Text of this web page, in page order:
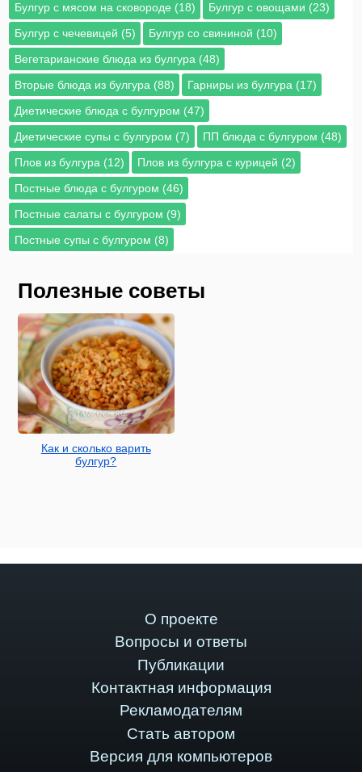
Булгур с мясом на сковороде (18)
Булгур с овощами (23)
Булгур с чечевицей (5)
Булгур со свининой (10)
Вегетарианские блюда из булгура (48)
Вторые блюда из булгура (88)
Гарниры из булгура (17)
Диетические блюда с булгуром (47)
Диетические супы с булгуром (7)
ПП блюда с булгуром (48)
Плов из булгура (12)
Плов из булгура с курицей (2)
Постные блюда с булгуром (46)
Постные салаты с булгуром (9)
Постные супы с булгуром (8)
Полезные советы
Как и сколько варить
булгур?
О проекте
Вопросы и ответы
Публикации
Контактная информация
Рекламодателям
Стать автором
Версия для компьютеров